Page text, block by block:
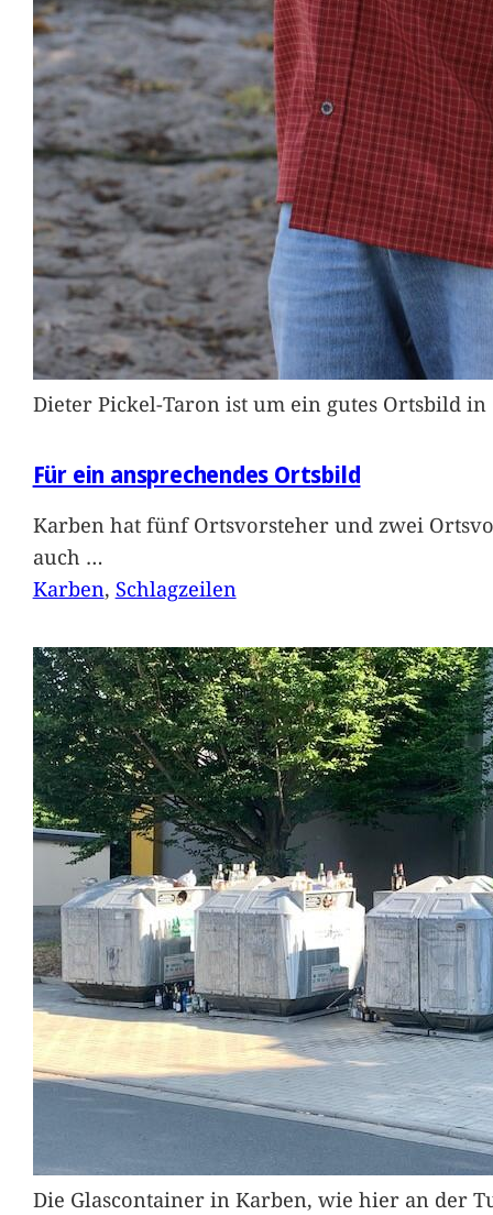
Dieter Pickel-Taron ist um ein gutes Ortsbild
Für ein ansprechendes Ortsbild
Karben hat fünf Ortsvorsteher und zwei
auch …
Karben, Schlagzeilen
Die Glascontainer in Karben, wie hier an der